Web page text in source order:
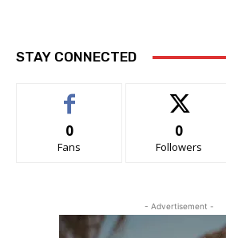
STAY CONNECTED
0
Fans
0
Followers
- Advertisement -